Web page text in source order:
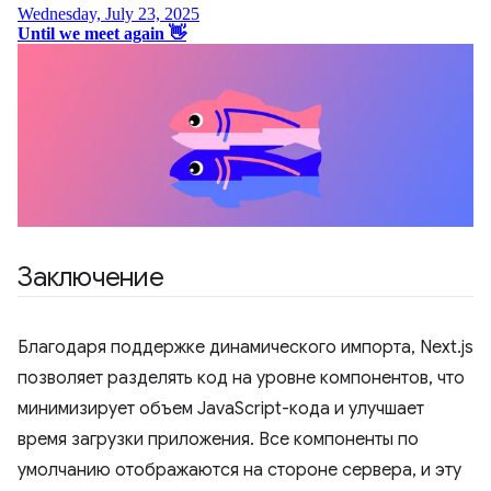
Заключение
Благодаря поддержке динамического импорта, Next.js
позволяет разделять код на уровне компонентов, что
минимизирует объем JavaScript-кода и улучшает
время загрузки приложения. Все компоненты по
умолчанию отображаются на стороне сервера, и эту